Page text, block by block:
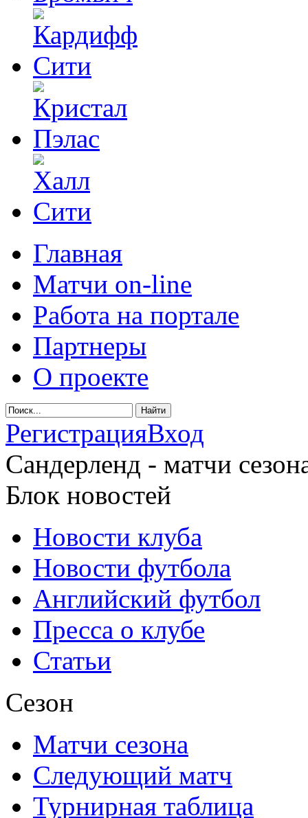
Главная
Матчи on-line
Работа на портале
Партнеры
О проекте
РегистрацияВход
Сандерленд - матчи
Блок новостей
Новости клуба
Новости футбола
Английский футбол
Пресса о клубе
Статьи
Сезон
Матчи сезона
Следующий матч
Турнирная таблица